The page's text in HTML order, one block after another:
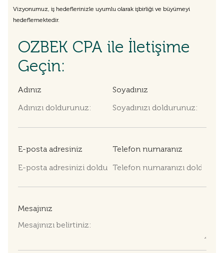
Vizyonumuz, iş hedeflerinizle uyumlu olarak işbirliği ve büyümeyi
hedeflemektedir.
OZBEK CPA ile İletişime
Geçin:
Adınız Soyadınız
E-posta adresiniz Telefon numaranız
Mesajınız